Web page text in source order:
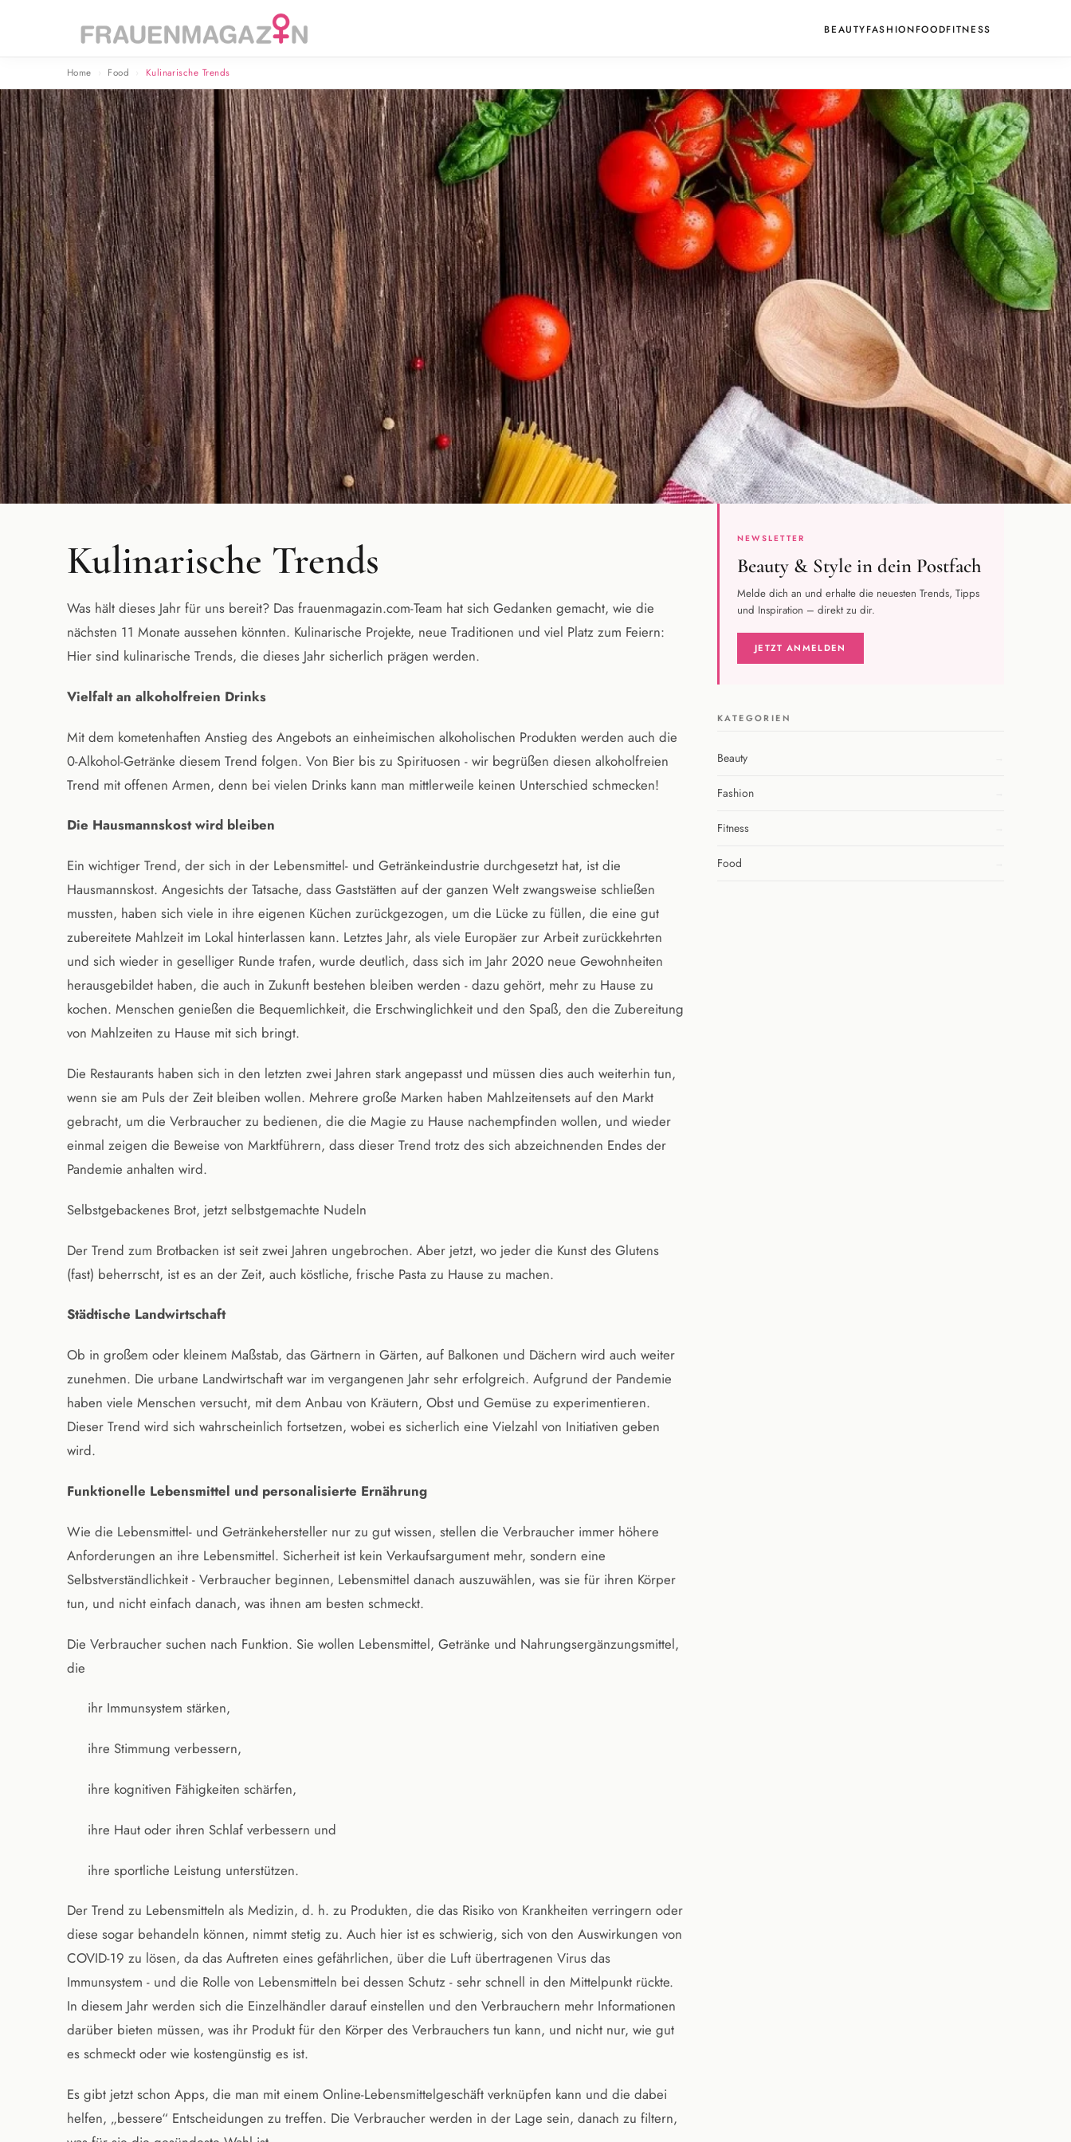
BEAUTYFASHIONFOODFITNESS
Home Food Kulinarische Trends
Kulinarische Trends
Was hält dieses Jahr für uns bereit? Das frauenmagazin.com-Team hat sich Gedanken gemacht, wie die
nächsten 11 Monate aussehen könnten. Kulinarische Projekte, neue Traditionen und viel Platz zum Feiern:
Hier sind kulinarische Trends, die dieses Jahr sicherlich prägen werden.
Vielfalt an alkoholfreien Drinks
Mit dem kometenhaften Anstieg des Angebots an einheimischen alkoholischen Produkten werden auch die
0-Alkohol-Getränke diesem Trend folgen. Von Bier bis zu Spirituosen - wir begrüßen diesen alkoholfreien
Trend mit offenen Armen, denn bei vielen Drinks kann man mittlerweile keinen Unterschied schmecken!
Die Hausmannskost wird bleiben
Ein wichtiger Trend, der sich in der Lebensmittel- und Getränkeindustrie durchgesetzt hat, ist die
Hausmannskost. Angesichts der Tatsache, dass Gaststätten auf der ganzen Welt zwangsweise schließen
mussten, haben sich viele in ihre eigenen Küchen zurückgezogen, um die Lücke zu füllen, die eine gut
zubereitete Mahlzeit im Lokal hinterlassen kann. Letztes Jahr, als viele Europäer zur Arbeit zurückkehrten
und sich wieder in geselliger Runde trafen, wurde deutlich, dass sich im Jahr 2020 neue Gewohnheiten
herausgebildet haben, die auch in Zukunft bestehen bleiben werden - dazu gehört, mehr zu Hause zu
kochen. Menschen genießen die Bequemlichkeit, die Erschwinglichkeit und den Spaß, den die Zubereitung
von Mahlzeiten zu Hause mit sich bringt.
Die Restaurants haben sich in den letzten zwei Jahren stark angepasst und müssen dies auch weiterhin tun,
wenn sie am Puls der Zeit bleiben wollen. Mehrere große Marken haben Mahlzeitensets auf den Markt
gebracht, um die Verbraucher zu bedienen, die die Magie zu Hause nachempfinden wollen, und wieder
einmal zeigen die Beweise von Marktführern, dass dieser Trend trotz des sich abzeichnenden Endes der
Pandemie anhalten wird.
Selbstgebackenes Brot, jetzt selbstgemachte Nudeln
Der Trend zum Brotbacken ist seit zwei Jahren ungebrochen. Aber jetzt, wo jeder die Kunst des Glutens
(fast) beherrscht, ist es an der Zeit, auch köstliche, frische Pasta zu Hause zu machen.
Städtische Landwirtschaft
Ob in großem oder kleinem Maßstab, das Gärtnern in Gärten, auf Balkonen und Dächern wird auch weiter
zunehmen. Die urbane Landwirtschaft war im vergangenen Jahr sehr erfolgreich. Aufgrund der Pandemie
haben viele Menschen versucht, mit dem Anbau von Kräutern, Obst und Gemüse zu experimentieren.
Dieser Trend wird sich wahrscheinlich fortsetzen, wobei es sicherlich eine Vielzahl von Initiativen geben
wird.
Funktionelle Lebensmittel und personalisierte Ernährung
Wie die Lebensmittel- und Getränkehersteller nur zu gut wissen, stellen die Verbraucher immer höhere
Anforderungen an ihre Lebensmittel. Sicherheit ist kein Verkaufsargument mehr, sondern eine
Selbstverständlichkeit - Verbraucher beginnen, Lebensmittel danach auszuwählen, was sie für ihren Körper
tun, und nicht einfach danach, was ihnen am besten schmeckt.
Die Verbraucher suchen nach Funktion. Sie wollen Lebensmittel, Getränke und Nahrungsergänzungsmittel,
die
ihr Immunsystem stärken,
ihre Stimmung verbessern,
ihre kognitiven Fähigkeiten schärfen,
ihre Haut oder ihren Schlaf verbessern und
ihre sportliche Leistung unterstützen.
Der Trend zu Lebensmitteln als Medizin, d. h. zu Produkten, die das Risiko von Krankheiten verringern oder
diese sogar behandeln können, nimmt stetig zu. Auch hier ist es schwierig, sich von den Auswirkungen von
COVID-19 zu lösen, da das Auftreten eines gefährlichen, über die Luft übertragenen Virus das
Immunsystem - und die Rolle von Lebensmitteln bei dessen Schutz - sehr schnell in den Mittelpunkt rückte.
In diesem Jahr werden sich die Einzelhändler darauf einstellen und den Verbrauchern mehr Informationen
darüber bieten müssen, was ihr Produkt für den Körper des Verbrauchers tun kann, und nicht nur, wie gut
es schmeckt oder wie kostengünstig es ist.
Es gibt jetzt schon Apps, die man mit einem Online-Lebensmittelgeschäft verknüpfen kann und die dabei
helfen, „bessere“ Entscheidungen zu treffen. Die Verbraucher werden in der Lage sein, danach zu filtern,
NEWSLETTER
Beauty & Style in dein Postfach
Melde dich an und erhalte die neuesten Trends, Tipps
und Inspiration – direkt zu dir.
JETZT ANMELDEN
KATEGORIEN
Beauty
Fashion
Fitness
Food